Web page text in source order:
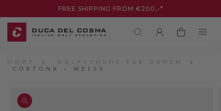
INHALT
FREE SHIPPING FROM €200,-*
EINLOGGEN
WARENKORB
HOME
GOLFSCHUHE FÜR DAMEN
CORTONA - WEISS